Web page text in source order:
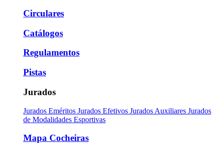
Circulares
Catálogos
Regulamentos
Pistas
Jurados
Jurados Eméritos Jurados Efetivos Jurados Auxiliares Jurados
de Modalidades Esportivas
Mapa Cocheiras